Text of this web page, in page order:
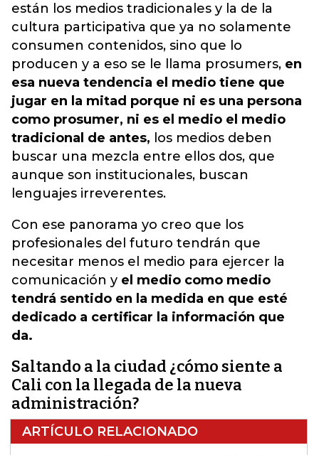
están los medios tradicionales y la de la
cultura participativa que ya no solamente
consumen contenidos, sino que lo
producen y a eso se le llama prosumers, en
esa nueva tendencia el medio tiene que
jugar en la mitad porque ni es una persona
como prosumer, ni es el medio el medio
tradicional de antes, los medios deben
buscar una mezcla entre ellos dos, que
aunque son institucionales, buscan
lenguajes irreverentes.
Con ese panorama yo creo que los
profesionales del futuro tendrán que
necesitar menos el medio para ejercer la
comunicación y el medio como medio
tendrá sentido en la medida en que esté
dedicado a certificar la información que
da.
Saltando a la ciudad ¿cómo siente a
Cali con la llegada de la nueva
administración?
ARTÍCULO RELACIONADO